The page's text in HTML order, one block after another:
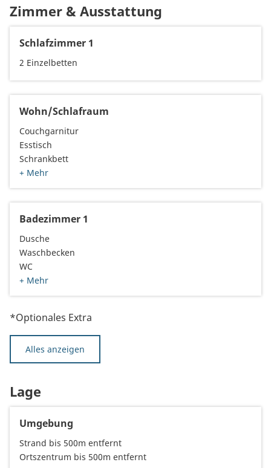
Zimmer & Ausstattung
Schlafzimmer 1
2 Einzelbetten
Wohn/Schlafraum
Couchgarnitur
Esstisch
Schrankbett
+ Mehr
Badezimmer 1
Dusche
Waschbecken
WC
+ Mehr
*Optionales Extra
Alles anzeigen
Lage
Umgebung
Strand bis 500m entfernt
Ortszentrum bis 500m entfernt